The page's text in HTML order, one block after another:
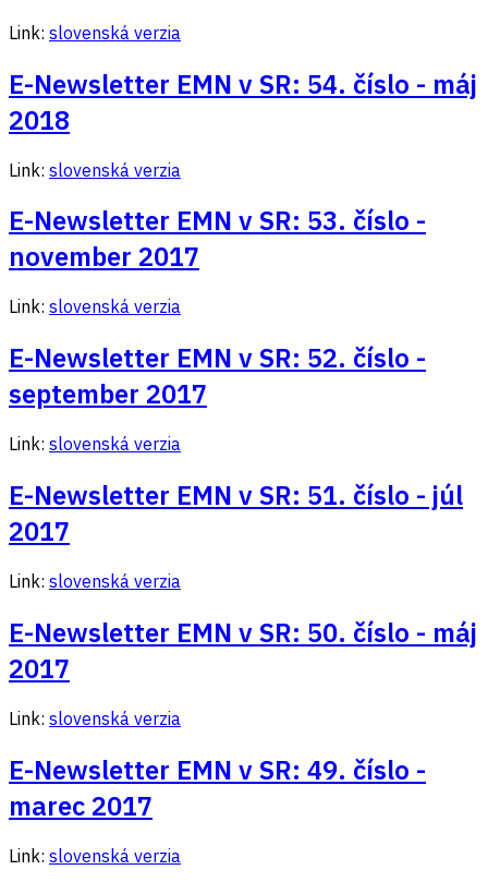
Link: slovenská verzia
E-Newsletter EMN v SR: 54. číslo - máj
2018
Link: slovenská verzia
E-Newsletter EMN v SR: 53. číslo -
november 2017
Link: slovenská verzia
E-Newsletter EMN v SR: 52. číslo -
september 2017
Link: slovenská verzia
E-Newsletter EMN v SR: 51. číslo - júl
2017
Link: slovenská verzia
E-Newsletter EMN v SR: 50. číslo - máj
2017
Link: slovenská verzia
E-Newsletter EMN v SR: 49. číslo -
marec 2017
Link: slovenská verzia